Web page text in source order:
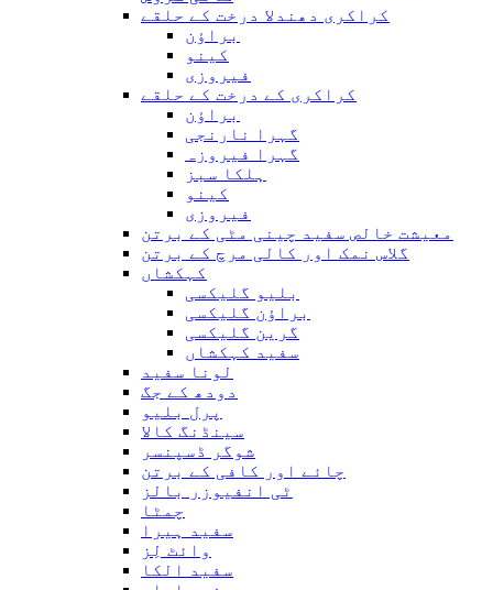
کراکری دھندلا درخت کے حلقے
براؤن
کینو
فیروزی
کراکری کے درخت کے حلقے
براؤن
گہرا نارنجی
گہرا فیروزہ
ہلکا سبز
کینو
فیروزی
معیشت خالص سفید چینی مٹی کے برتن
گلاس نمک اور کالی مرچ کے برتن
کہکشاں
بلیو گلیکسی
براؤن گلیکسی
گرین گلیکسی
سفید کہکشاں
لونا سفید
دودھ کے جگ
پرل بلیو
سینڈنگ کالا
شوگر ڈسپنسر
چائے اور کافی کے برتن
ٹی انفیوزر بالز
چمٹا
سفید ہیرا
وائٹ لِز
سفید الکا